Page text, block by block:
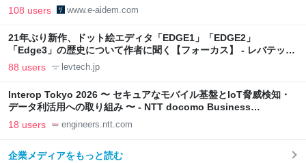
108 users www.e-aidem.com
21年ぶり新作、ドット絵エディタ「EDGE1」「EDGE2」
「Edge3」の歴史について作者に聞く【フォーカス】 - レバテック
LAB
88 users levtech.jp
Interop Tokyo 2026 〜 セキュアなモバイル基盤とIoT脅威検知・
データ利活用への取り組み 〜 - NTT docomo Business
Engineers' Blog
18 users engineers.ntt.com
企業メディアをもっと読む